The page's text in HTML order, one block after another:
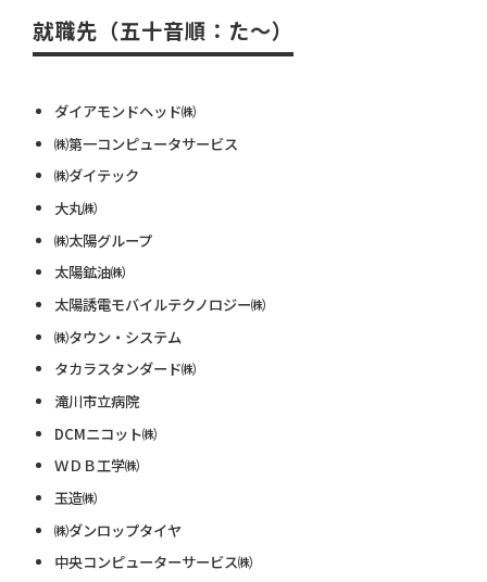
就職先（五十音順：た～）
ダイアモンドヘッド㈱
㈱第一コンピュータサービス
㈱ダイテック
大丸㈱
㈱太陽グループ
太陽鉱油㈱
太陽誘電モバイルテクノロジー㈱
㈱タウン・システム
タカラスタンダード㈱
滝川市立病院
DCMニコット㈱
ＷＤＢ工学㈱
玉造㈱
㈱ダンロップタイヤ
中央コンピューターサービス㈱